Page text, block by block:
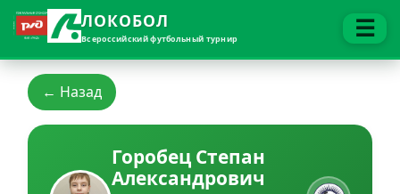
ЛОКОБОЛ
Всероссийский футбольный турнир ☰
← Назад
Горобец Степан
Александрович